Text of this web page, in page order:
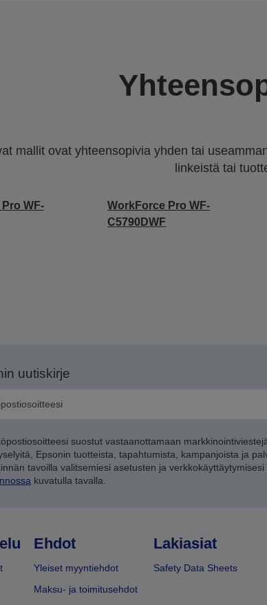
mallit ovat yhteensopivia yhden tai
linkeistä tai
WF-
WorkForce Pro WF-
C5790DWF
uutiskirje
suostut vastaanottamaan
Epsonin tuotteista, tapahtumista, kampanjoista ja
tavoilla valitsemiesi asetusten ja verkkokäyttäytymisesi
kuvatulla tavalla.
Ehdot
Yleiset myyntiehdot
Maksu- ja toimitusehdot
Lakiasiat
Safety Data Sheets